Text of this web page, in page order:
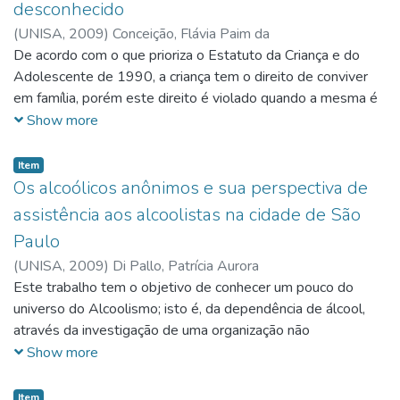
fragilidade, ampliando o foco sobre a mesma, ou seja,
trabalhar com a escuta da família. Não se deve olhar a
família de forma fragmentada, mas trabalhar com o conjunto
de seus membros: se um deles está precisando de
assistência sua família estará também.
mundo, gênero, movimentos sociais, direitos reprodutivos e
saúde.
desconhecido
(UNISA, 2009) Conceição, Flávia Paim da
De acordo com o que prioriza o Estatuto da Criança e do
Adolescente de 1990, a criança tem o direito de conviver
em família, porém este direito é violado quando a mesma é
entregue pela mãe ao Juiz da Vara da Infância e Juventude
família, os pais já não se sentem seguros e julgam não haver
condições suficientes para cuidar de seus filhos. A criança
em geral é abrigada até que sua família seja fortalecida
através de Políticas Públicas que resguardem este direito e
o seu retorno ao lar seja garantido. O problema ocorre
quando isso não acontece e a criança acaba sendo adotada
por um casal estrangeiro.
Show more
Item
Os alcoólicos anônimos e sua perspectiva de
assistência aos alcoolistas na cidade de São
Paulo
(UNISA, 2009) Di Pallo, Patrícia Aurora
Este trabalho tem o objetivo de conhecer um pouco do
universo do Alcoolismo; isto é, da dependência de álcool,
através da investigação de uma organização não
governamental, que ao longo dos anos, vem se dedicando
Alcoólicos Anônimos. Para isso, o estudo pretende elucidar
Show more